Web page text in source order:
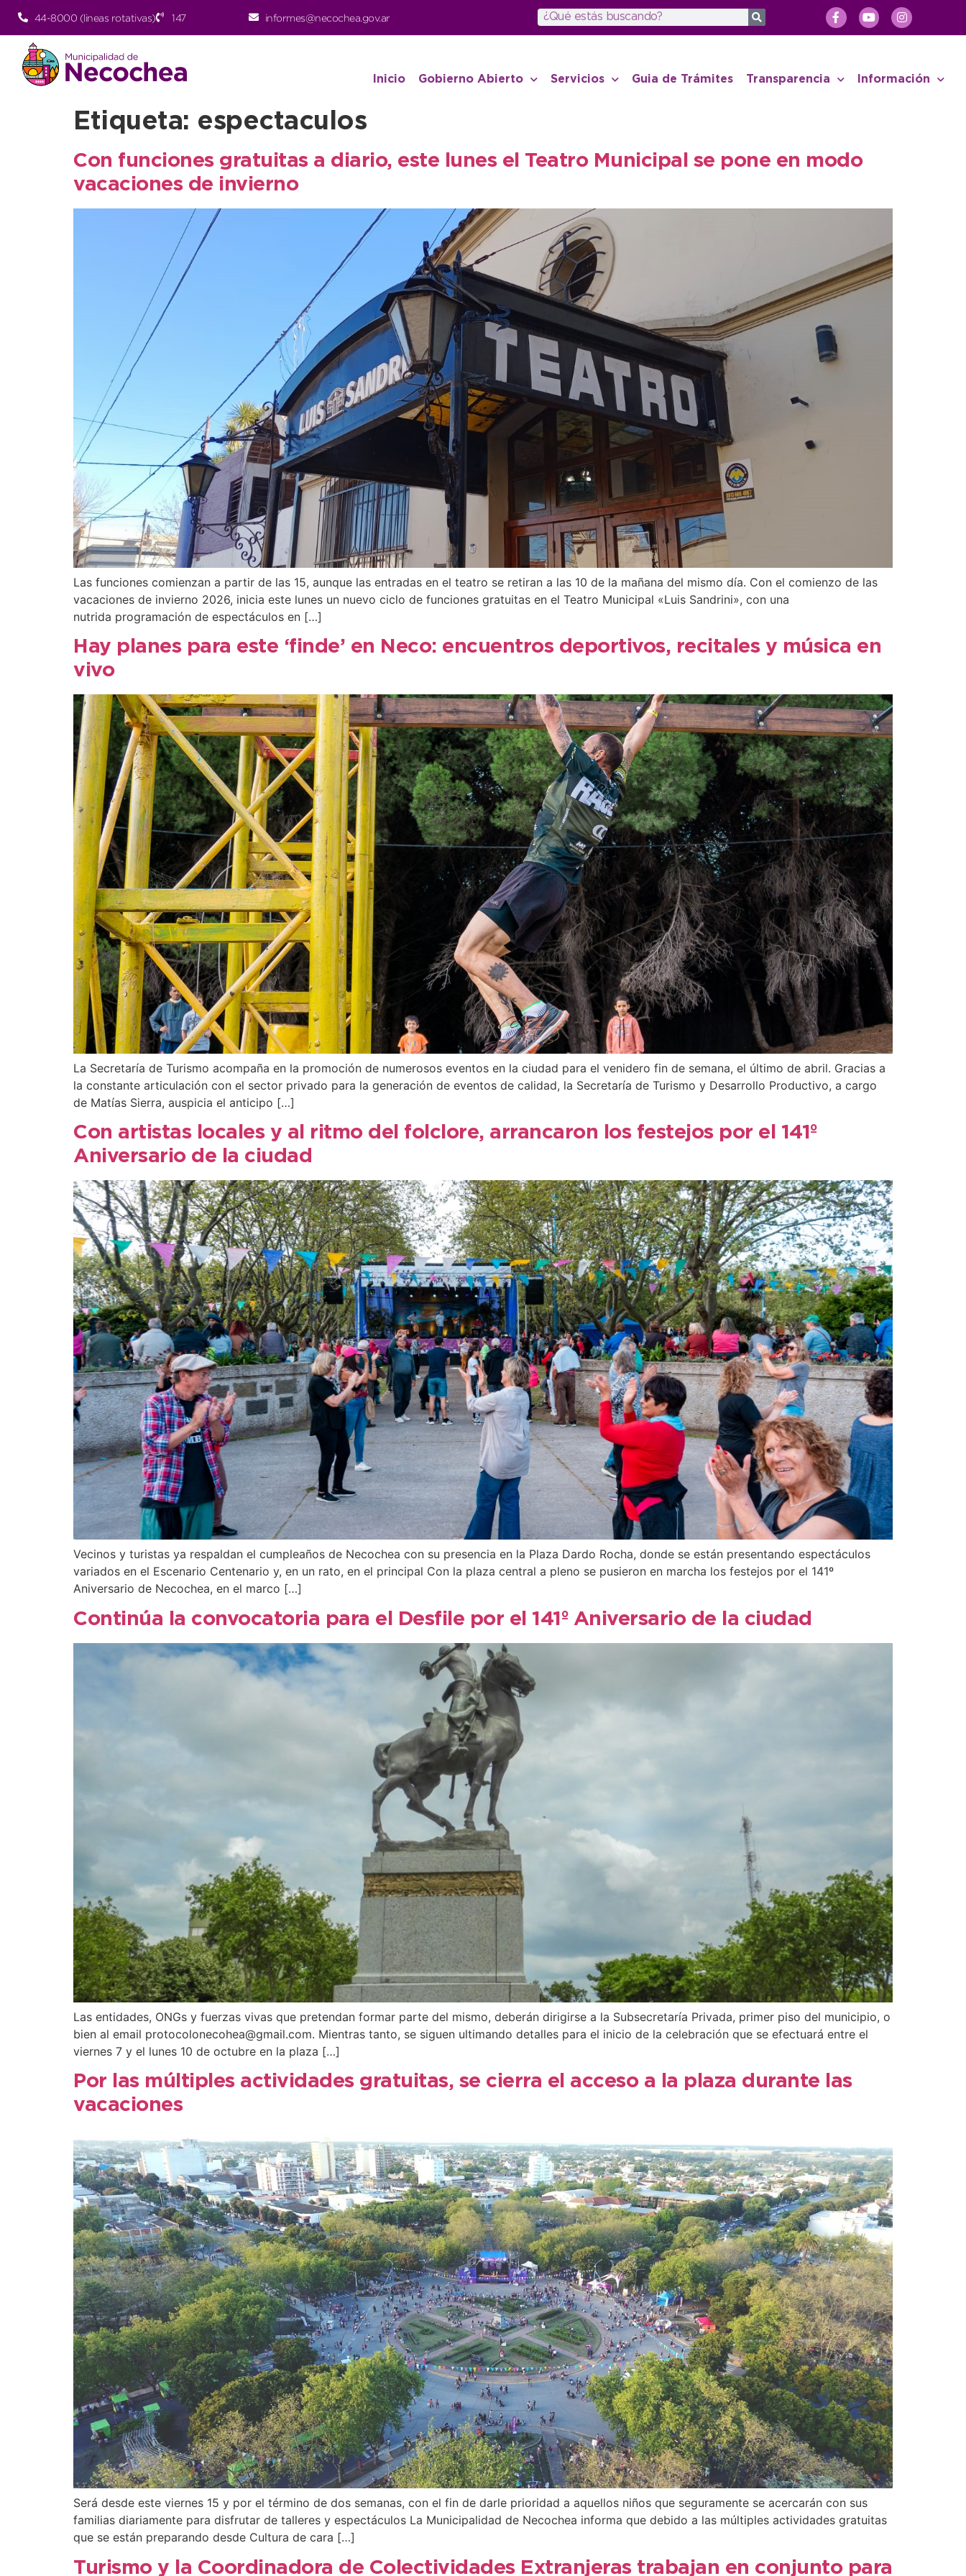
44-8000 (lineas rotativas) 147 informes@necochea.gov.ar
Inicio Gobierno Abierto Servicios Guia de Trámites Transparencia Información
Etiqueta: espectaculos
Con funciones gratuitas a diario, este lunes el Teatro Municipal se pone en modo
vacaciones de invierno
Las funciones comienzan a partir de las 15, aunque las entradas en el teatro se retiran a las 10 de la mañana del mismo día. Con el comienzo de las
vacaciones de invierno 2026, inicia este lunes un nuevo ciclo de funciones gratuitas en el Teatro Municipal «Luis Sandrini», con una
nutrida programación de espectáculos en […]
Hay planes para este ‘finde’ en Neco: encuentros deportivos, recitales y música en
vivo
La Secretaría de Turismo acompaña en la promoción de numerosos eventos en la ciudad para el venidero fin de semana, el último de abril. Gracias a
la constante articulación con el sector privado para la generación de eventos de calidad, la Secretaría de Turismo y Desarrollo Productivo, a cargo
de Matías Sierra, auspicia el anticipo […]
Con artistas locales y al ritmo del folclore, arrancaron los festejos por el 141º
Aniversario de la ciudad
Vecinos y turistas ya respaldan el cumpleaños de Necochea con su presencia en la Plaza Dardo Rocha, donde se están presentando espectáculos
variados en el Escenario Centenario y, en un rato, en el principal Con la plaza central a pleno se pusieron en marcha los festejos por el 141º
Aniversario de Necochea, en el marco […]
Continúa la convocatoria para el Desfile por el 141º Aniversario de la ciudad
Las entidades, ONGs y fuerzas vivas que pretendan formar parte del mismo, deberán dirigirse a la Subsecretaría Privada, primer piso del municipio, o
bien al email protocolonecohea@gmail.com. Mientras tanto, se siguen ultimando detalles para el inicio de la celebración que se efectuará entre el
viernes 7 y el lunes 10 de octubre en la plaza […]
Por las múltiples actividades gratuitas, se cierra el acceso a la plaza durante las
vacaciones
Será desde este viernes 15 y por el término de dos semanas, con el fin de darle prioridad a aquellos niños que seguramente se acercarán con sus
familias diariamente para disfrutar de talleres y espectáculos La Municipalidad de Necochea informa que debido a las múltiples actividades gratuitas
que se están preparando desde Cultura de cara […]
Turismo y la Coordinadora de Colectividades Extranjeras trabajan en conjunto para